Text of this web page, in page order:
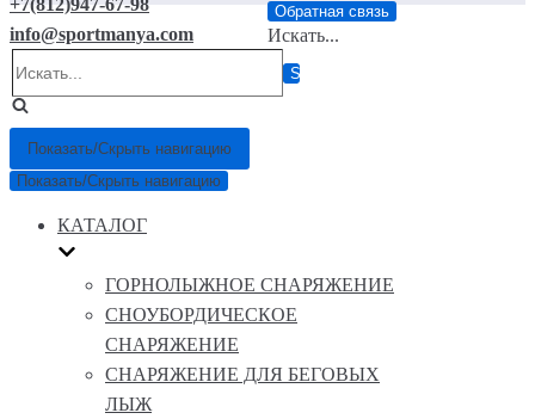
+7(812)947-67-98
info@sportmanya.com
Обратная связь
Искать...
Показать/Скрыть навигацию
Показать/Скрыть навигацию
КАТАЛОГ
ГОРНОЛЫЖНОЕ СНАРЯЖЕНИЕ
СНОУБОРДИЧЕСКОЕ
СНАРЯЖЕНИЕ
СНАРЯЖЕНИЕ ДЛЯ БЕГОВЫХ
ЛЫЖ